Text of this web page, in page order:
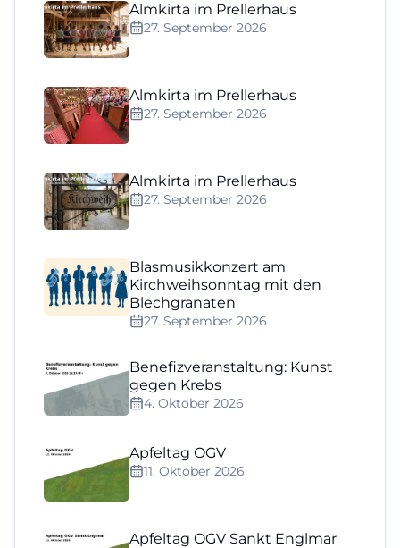
Almkirta im Prellerhaus
27. September 2026
Almkirta im Prellerhaus
27. September 2026
Almkirta im Prellerhaus
27. September 2026
Blasmusikkonzert am
Kirchweihsonntag mit den
Blechgranaten
27. September 2026
Benefizveranstaltung: Kunst
gegen Krebs
4. Oktober 2026
Apfeltag OGV
11. Oktober 2026
Apfeltag OGV Sankt Englmar